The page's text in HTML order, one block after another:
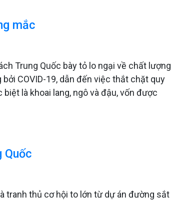
mắc
Trung Quốc bày tỏ lo ngại về chất lượng
COVID-19, dẫn đến việc thắt chặt quy
là khoai lang, ngô và đậu, vốn được
Quốc
tranh thủ cơ hội to lớn từ dự án đường sắt